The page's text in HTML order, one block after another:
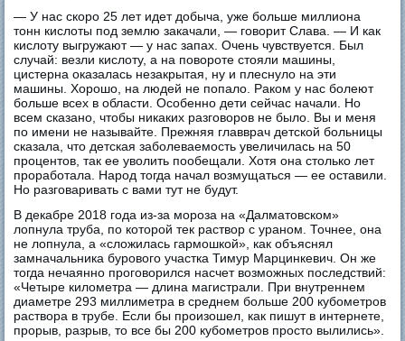
— У нас скоро 25 лет идет добыча, уже больше миллиона
тонн кислоты под землю закачали, — говорит Слава. — И как
кислоту выгружают — у нас запах. Очень чувствуется. Был
случай: везли кислоту, а на повороте стояли машины,
цистерна оказалась незакрытая, ну и плеснуло на эти
машины. Хорошо, на людей не попало. Раком у нас болеют
больше всех в области. Особенно дети сейчас начали. Но
всем сказано, чтобы никаких разговоров не было. Вы и меня
по имени не называйте. Прежняя главврач детской больницы
сказала, что детская заболеваемость увеличилась на 50
процентов, так ее уволить пообещали. Хотя она столько лет
проработала. Народ тогда начал возмущаться — ее оставили.
Но разговаривать с вами тут не будут.
В декабре 2018 года из-за мороза на «Далматовском»
лопнула труба, по которой тек раствор с ураном. Точнее, она
не лопнула, а «сложилась гармошкой», как объяснял
замначальника бурового участка Тимур Марцинкевич. Он же
тогда нечаянно проговорился насчет возможных последствий:
«Четыре километра — длина магистрали. При внутреннем
диаметре 293 миллиметра в среднем больше 200 кубометров
раствора в трубе. Если бы произошел, как пишут в интернете,
прорыв, разрыв, то все бы 200 кубометров просто вылились».